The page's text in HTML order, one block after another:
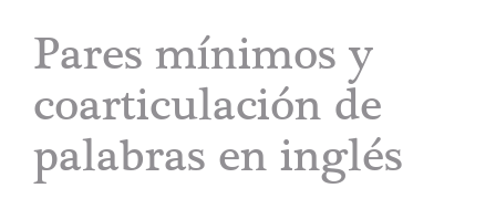
Pares mínimos y
coarticulación de
palabras en inglés